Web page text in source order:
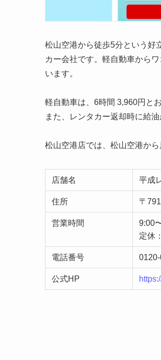
松山空港から徒歩5分という好
カー会社です。軽自動車から
います。
軽自動車は、6時間 3,960円と
また、レンタカー返却時に給
松山空港店では、松山空港か
店舗名 平成
住所 〒
営業時間
9:00
定休
電話番号
公式HP